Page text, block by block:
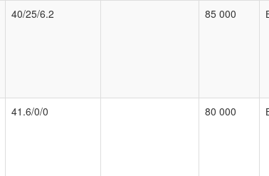
40/25/6.2 85 000
41.6/0/0 80 000